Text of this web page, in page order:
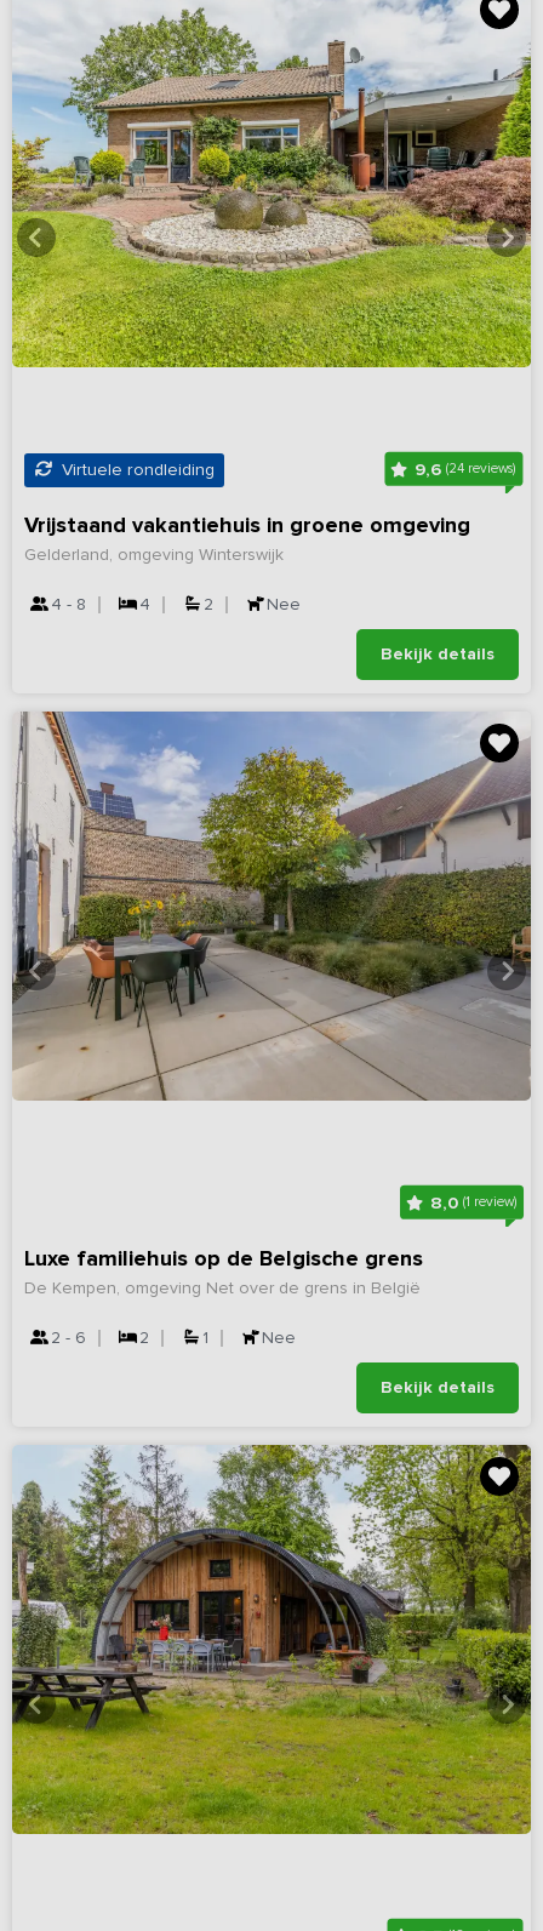
Virtuele rondleiding 9,6(24 reviews)
Vrijstaand vakantiehuis in groene omgeving
Gelderland, omgeving Winterswijk
4 - 8 4 2 Nee
Bekijk details
8,0 (1 review)
Luxe familiehuis op de Belgische grens
De Kempen, omgeving Net over de grens in België
2 - 6 2 1 Nee
Bekijk details